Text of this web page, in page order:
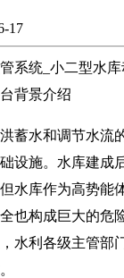
17
水和调节水流
设施。水库建成
水库作为高势能
也构成巨大的危
水利各级主管部